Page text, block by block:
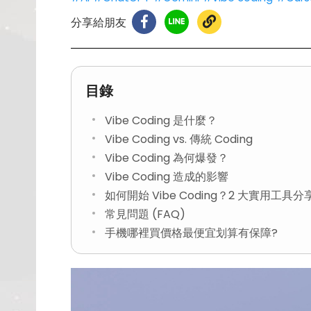
分享給朋友
目錄
Vibe Coding 是什麼？
Vibe Coding vs. 傳統 Coding
Vibe Coding 為何爆發？
Vibe Coding 造成的影響
如何開始 Vibe Coding？2 大實用工具分
常見問題 (FAQ)
手機哪裡買價格最便宜划算有保障?